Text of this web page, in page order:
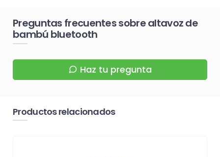
Preguntas frecuentes sobre altavoz de
bambú bluetooth
Haz tu pregunta
Productos relacionados